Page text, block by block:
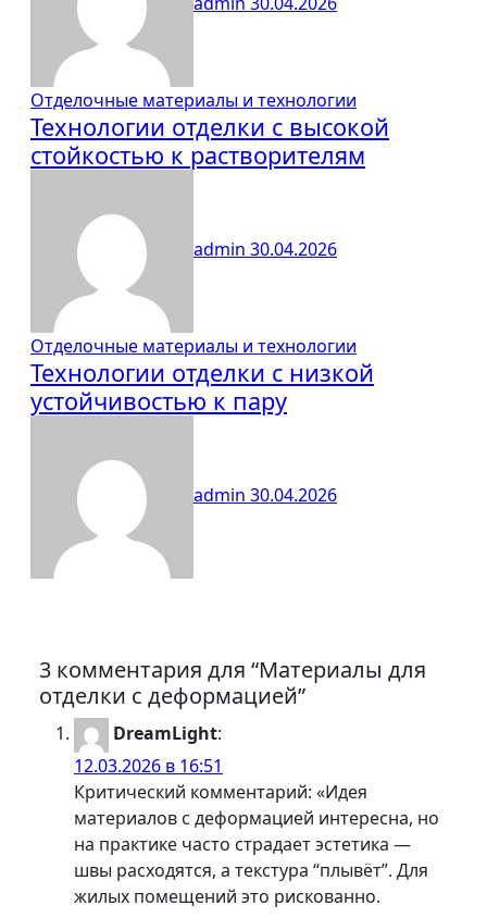
Отделочные материалы и технологии
Технологии отделки с высокой
стойкостью к растворителям
admin 30.04.2026
Отделочные материалы и технологии
Технологии отделки с низкой
устойчивостью к пару
admin 30.04.2026
3 комментария для “Материалы для
отделки с деформацией”
DreamLight:
12.03.2026 в 16:51
Критический комментарий: «Идея
материалов с деформацией интересна, но
на практике часто страдает эстетика —
швы расходятся, а текстура “плывёт”. Для
жилых помещений это рискованно.